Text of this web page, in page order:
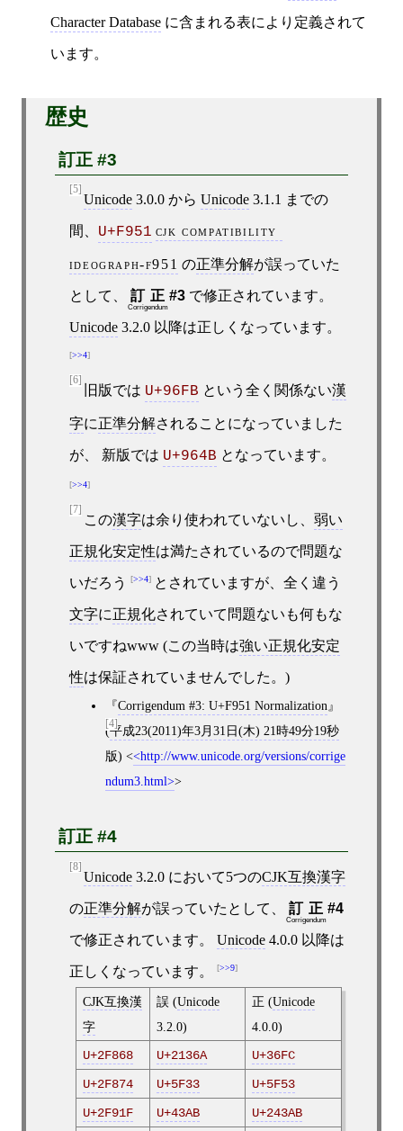
Character Database に含まれる表により定義されて
います。
歴史
訂正 #3
[5]
Unicode3.0.0 から Unicode3.1.1 までの
間、 U+F951 cjk compatibility
ideograph-f951 の正準分解が誤っていた
として、 訂正
Corrigendum
#3で修正されています。
Unicode3.2.0 以降は正しくなっています。
>>4
[6]
旧版では U+96FB という全く関係ない漢
字に正準分解されることになっていました
が、 新版では U+964B となっています。
>>4
[7]
この漢字は余り使われていないし、 弱い
正規化安定性は満たされているので問題な
いだろう >>4 とされていますが、全く違う
文字に正規化されていて問題ないも何もな
いですねwww (この当時は強い正規化安定
性は保証されていませんでした。)
[4]
Corrigendum #3: U+F951 Normalization
(平成23(2011)年3月31日(木) 21時49分19秒
版) < http://www.unicode.org/versions/corrige
ndum3.html >
訂正 #4
[8]
Unicode3.2.0 において5つのCJK互換漢字
の正準分解が誤っていたとして、 訂正
Corrigendum
#4
で修正されています。 Unicode4.0.0 以降は
正しくなっています。 >>9
CJK互換漢
字
誤 (Unicode
3.2.0)
正 (Unicode
4.0.0)
U+2F868
U+2136A
U+36FC
U+2F874
U+5F33
U+5F53
U+2F91F
U+43AB U+243AB